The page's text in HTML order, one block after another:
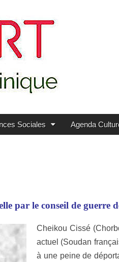
Sociales Agenda
par le conseil de guerre
Cheikou Cissé
actuel (Soudan
à une peine de